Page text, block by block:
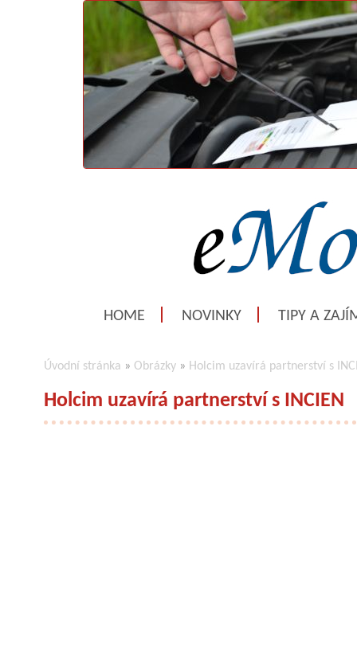
HOME NOVINKY TIPY A
Úvodní stránka » Obrázky » Holcim uzavírá partnerství s
Holcim uzavírá partnerství s INCIEN